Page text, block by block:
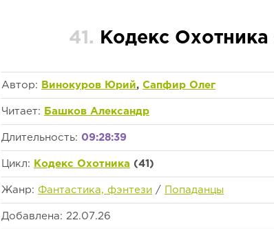
41. Кодекс Охотника
Автор: Винокуров Юрий, Сапфир Олег
Читает: Башков Александр
Длительность: 09:28:39
Цикл: Кодекс Охотника (41)
Жанр: Фантастика, фэнтези / Попаданцы
Добавлена: 22.07.26